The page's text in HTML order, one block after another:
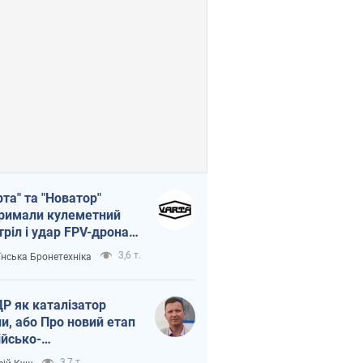
та "Новатор"
кулеметний
і удар FPV-дрона,
життя
ЗСУ
Бронетехніка 3,6 т.
як каталізатор
або Про новий етап